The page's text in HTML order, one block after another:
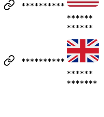
**********
******
******
**********
******
*******